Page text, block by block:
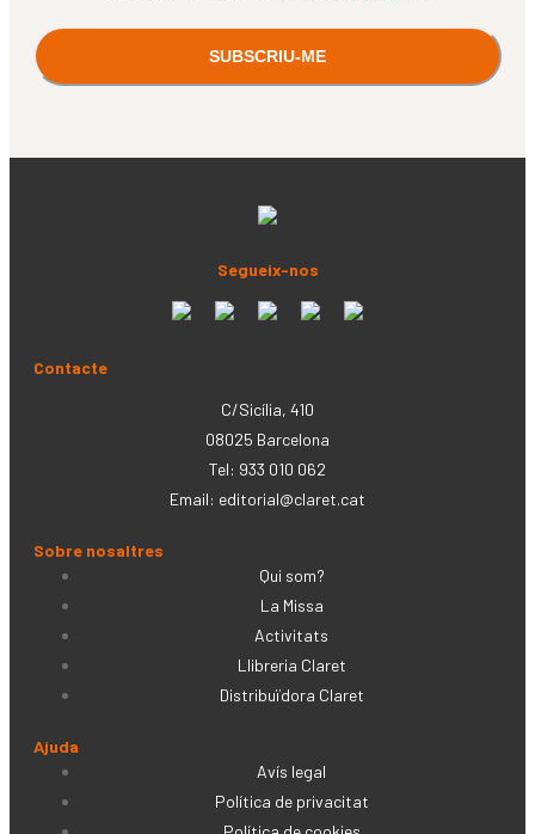
Segueix-nos
Contacte
C/Sicília, 410
08025 Barcelona
Tel: 933 010 062
Email: editorial@claret.cat
Sobre nosaltres
Qui som?
La Missa
Activitats
Llibreria Claret
Distribuïdora Claret
Ajuda
Avís legal
Política de privacitat